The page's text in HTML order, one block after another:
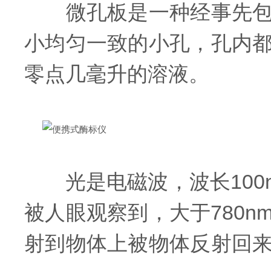
微孔板是一种经事先包
小均匀一致的小孔，孔内
零点几毫升的溶液。
光是电磁波，波长
被人眼观察到，大于
射到物体上被物体反射回